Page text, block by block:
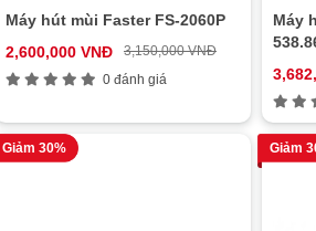
Máy hút mùi Faster FS-2060P
2,600,000 VNĐ
3,150,000 VNĐ
0 đánh giá
Máy
Giảm 30% Giảm